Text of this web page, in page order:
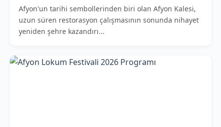
Afyon'un tarihi sembollerinden biri olan Afyon Kalesi,
uzun süren restorasyon çalışmasının sonunda nihayet
yeniden şehre kazandırı...